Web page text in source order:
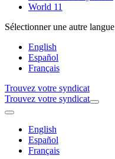
World 11
Sélectionner une autre langue
English
Español
Français
Trouvez votre syndicat
Trouvez votre syndicat
English
Español
Français